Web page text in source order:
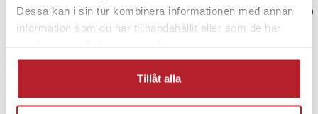
Dessa kan i sin tur kombinera informationen med annan
information som du har tillhandahållit eller som de har
Tillåt alla
Verified by Trustvoice